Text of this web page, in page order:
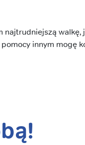
najtrudniejszą
innym mogę